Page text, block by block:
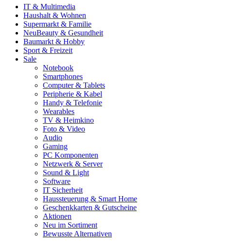
IT & Multimedia
Haushalt & Wohnen
Supermarkt & Familie
NeuBeauty & Gesundheit
Baumarkt & Hobby
Sport & Freizeit
Sale
Notebook
Smartphones
Computer & Tablets
Peripherie & Kabel
Handy & Telefonie
Wearables
TV & Heimkino
Foto & Video
Audio
Gaming
PC Komponenten
Netzwerk & Server
Sound & Light
Software
IT Sicherheit
Haussteuerung & Smart Home
Geschenkkarten & Gutscheine
Aktionen
Neu im Sortiment
Bewusste Alternativen